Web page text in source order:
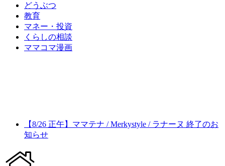
どうぶつ
教育
マネー・投資
くらしの相談
ママコマ漫画
【8/26 正午】ママテナ / Merkystyle / ラナーヌ 終了のお
知らせ